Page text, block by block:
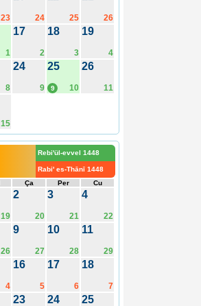
23 24 25 26
1
17
2
18
3
19
4
8
24
9
25
10
9
26
11
15
Rebi'ül-evvel 1448
Rabi' es-Thānī 1448
Ça Per Cu
19
2
20
3
21
4
22
26
9
27
10
28
11
29
4
16
5
17
6
18
7
23 24 25